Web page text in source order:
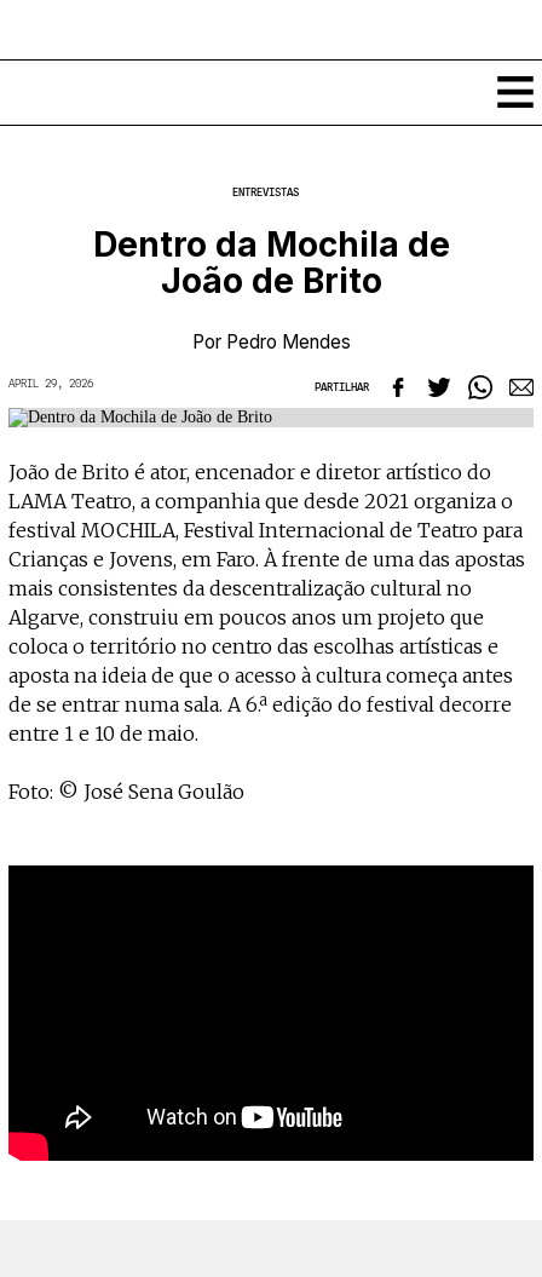
Classificados
Por Localidade
Locais
Mapa
Submeter Eventos
COFFEELABS
Cursos Curtos
Formadores
Links úteis
Publicações
Sobre
Projecto e Equipa
Estatuto Editorial
Ficha Técnica
Política de privacidade
Contactar
Política de privacidade - App
Coffeelabs Cursos curtos
Mantém viva a cultura independente — apoia o Coffeepaste e ajuda-
Apoiar
ENTREVISTAS
Dentro da Mochila de
João de Brito
Por Pedro Mendes
APRIL 29, 2026 PARTILHAR
João de Brito é ator, encenador e diretor artístico do
LAMA Teatro, a companhia que desde 2021 organiza o
festival MOCHILA, Festival Internacional de Teatro para
Crianças e Jovens, em Faro. À frente de uma das apostas
mais consistentes da descentralização cultural no
Algarve, construiu em poucos anos um projeto que
coloca o território no centro das escolhas artísticas e
aposta na ideia de que o acesso à cultura começa antes
de se entrar numa sala. A 6.ª edição do festival decorre
entre 1 e 10 de maio.
Foto: © José Sena Goulão